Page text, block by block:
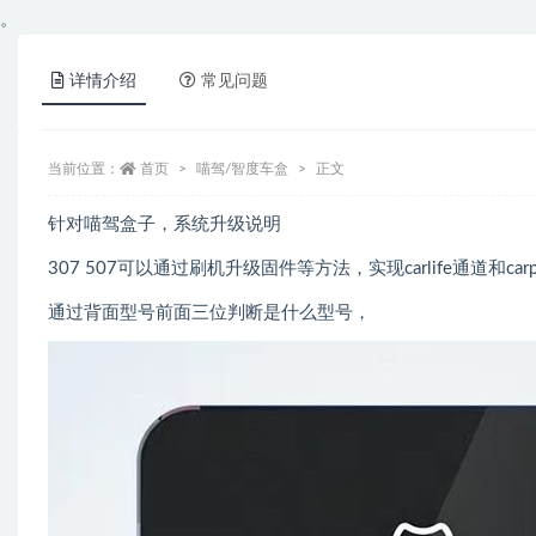
。
详情介绍 常见问题
当前位置： 首页 喵驾/智度车盒 正文
针对喵驾盒子，系统升级说明
307 507可以通过刷机升级固件等方法，实现carlife通道和
通过背面型号前面三位判断是什么型号，